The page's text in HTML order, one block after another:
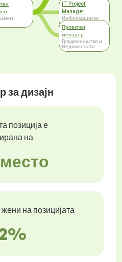
IT Project
Manager
Информациски
Технологии
Проектен
менаџер
Градежништво и
Недвижности
за дизајн
позиција е
на
на позицијата